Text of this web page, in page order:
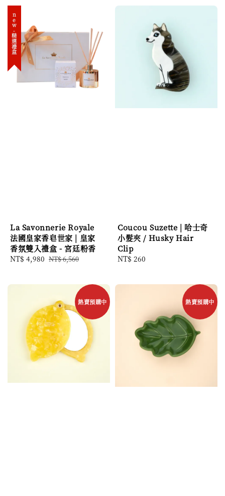
new-精選禮盒
La Savonnerie Royale
法國皇家香皂世家 | 皇家
香氛雙入禮盒 - 宮廷粉香
Sale
NT$ 4,980 Regular
NT$ 6,560
Coucou Suzette | 哈士奇
小髮夾 / Husky Hair
Clip
Regular
NT$ 260
熱賣預購中 熱賣預購中